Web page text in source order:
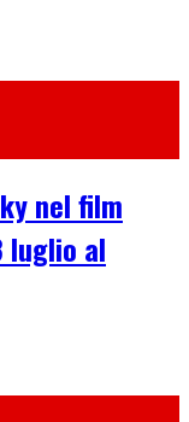
nel film
luglio al